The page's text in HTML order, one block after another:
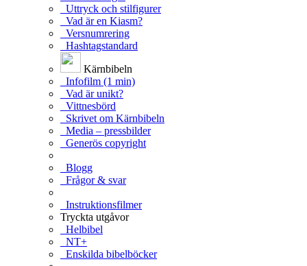
Uttryck och stilfigurer
Vad är en Kiasm?
Versnumrering
Hashtagstandard
Kärnbibeln
Infofilm (1 min)
Vad är unikt?
Vittnesbörd
Skrivet om Kärnbibeln
Media – pressbilder
Generös copyright
Blogg
Frågor & svar
Instruktionsfilmer
Tryckta utgåvor
Helbibel
NT+
Enskilda bibelböcker